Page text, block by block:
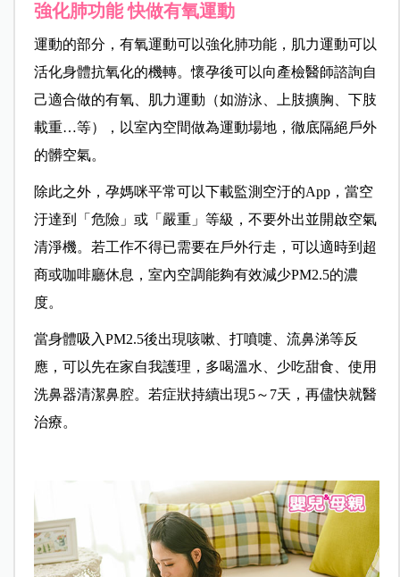
強化肺功能 快做有氧運動
運動的部分，有氧運動可以強化肺功能，肌力運動可以
活化身體抗氧化的機轉。懷孕後可以向產檢醫師諮詢自
己適合做的有氧、肌力運動（如游泳、上肢擴胸、下肢
載重…等），以室內空間做為運動場地，徹底隔絕戶外
的髒空氣。
除此之外，孕媽咪平常可以下載監測空汙的App，當空
汙達到「危險」或「嚴重」等級，不要外出並開啟空氣
清淨機。若工作不得已需要在戶外行走，可以適時到超
商或咖啡廳休息，室內空調能夠有效減少PM2.5的濃
度。
當身體吸入PM2.5後出現咳嗽、打噴嚏、流鼻涕等反
應，可以先在家自我護理，多喝溫水、少吃甜食、使用
洗鼻器清潔鼻腔。若症狀持續出現5～7天，再儘快就醫
治療。